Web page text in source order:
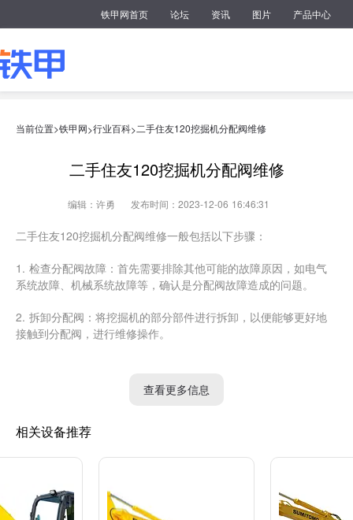
铁甲网首页 论坛 资讯 图片 产品中心
当前位置>铁甲网>行业百科>二手住友120挖掘机分配阀维修
二手住友120挖掘机分配阀维修
编辑：许勇 发布时间：2023-12-06 16:46:31
二手住友120挖掘机分配阀维修一般包括以下步骤：
1. 检查分配阀故障：首先需要排除其他可能的故障原因，如电气
系统故障、机械系统故障等，确认是分配阀故障造成的问题。
2. 拆卸分配阀：将挖掘机的部分部件进行拆卸，以便能够更好地
接触到分配阀，进行维修操作。
的情况，需要进行更换；检查阀座是否平整，如果不平整需要进行
好。
查看更多信息
相关设备推荐